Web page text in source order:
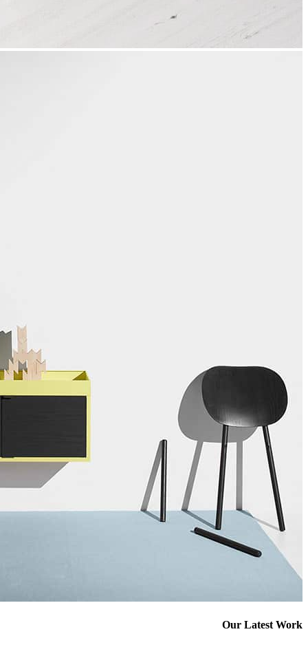
Our Latest Work